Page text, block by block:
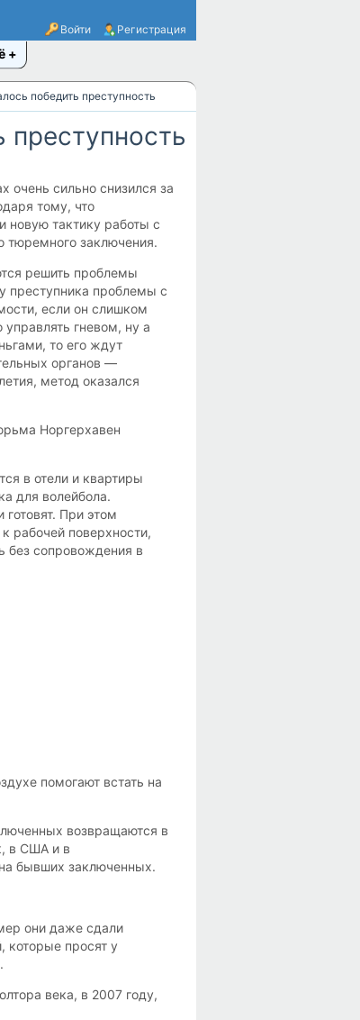
Войти Регистрация
победить преступность
очень сильно снизился за
тому, что
новую тактику работы с
тюремного заключения.
решить проблемы
преступника проблемы с
если он слишком
управлять гневом, ну а
то его ждут
органов —
метод оказался
Норгерхавен
в отели и квартиры
для волейбола.
При этом
рабочей поверхности,
без сопровождения в
помогают встать на
возвращаются в
в США и в
бывших заключенных.
они даже сдали
просят у
века, в 2007 году,